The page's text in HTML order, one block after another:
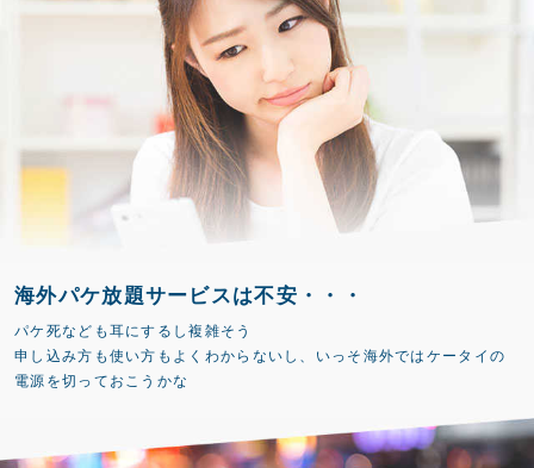
海外パケ放題サービスは不安・・・
パケ死なども耳にするし複雑そう
申し込み方も使い方もよくわからないし、いっそ海外ではケータイの
電源を切っておこうかな